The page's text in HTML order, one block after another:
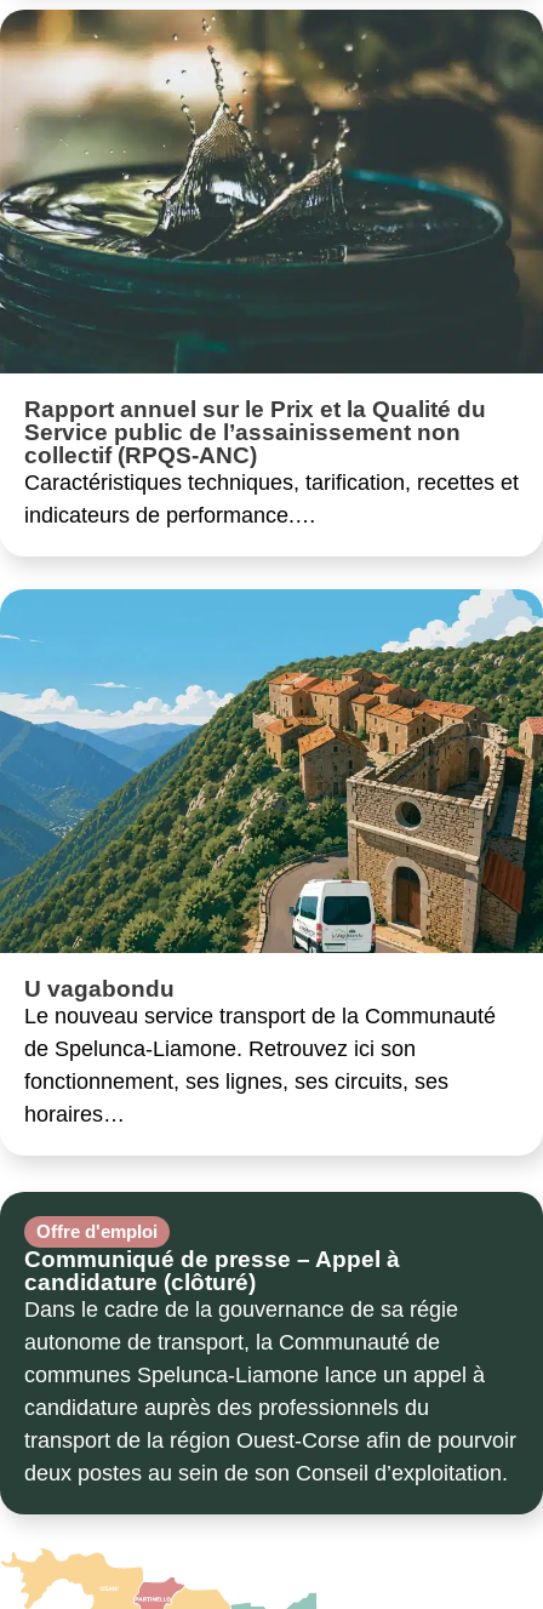
Rapport annuel sur le Prix et la Qualité du
Service public de l’assainissement non
collectif (RPQS-ANC)
Caractéristiques techniques, tarification, recettes et
indicateurs de performance.…
U vagabondu
Le nouveau service transport de la Communauté
de Spelunca-Liamone. Retrouvez ici son
fonctionnement, ses lignes, ses circuits, ses
horaires…
Offre d'emploi
Communiqué de presse – Appel à
candidature (clôturé)
Dans le cadre de la gouvernance de sa régie
autonome de transport, la Communauté de
communes Spelunca-Liamone lance un appel à
candidature auprès des professionnels du
transport de la région Ouest-Corse afin de pourvoir
deux postes au sein de son Conseil d’exploitation.